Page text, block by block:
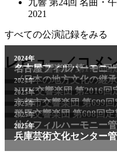
九響 第24回 名曲・
2021
すべての公演記録をみる
レビュー／コメ
2011年
NHK交響楽団 第1706回
2024年
名古屋フィルハーモニ
〈日本の地方文化の継承
2024年
NHK交響楽団 第2016回
2025年
京都市交響楽団 第699
2025年
群馬交響楽団 第608回
2025年
仙台フィルハーモニー
2025年
兵庫芸術文化センター